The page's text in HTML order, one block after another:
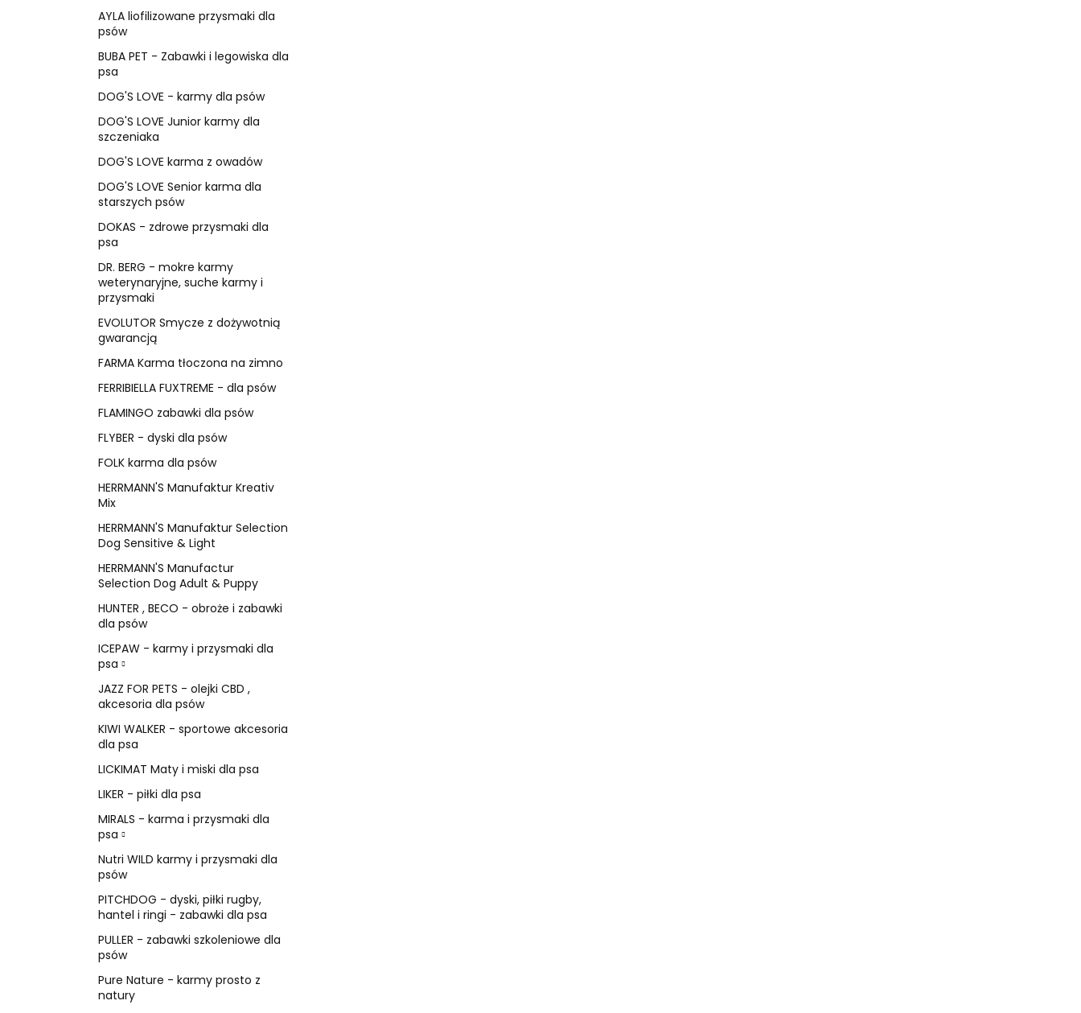
AYLA liofilizowane przysmaki dla
psów
BUBA PET - Zabawki i legowiska dla
psa
DOG'S LOVE - karmy dla psów
DOG'S LOVE Junior karmy dla
szczeniaka
DOG'S LOVE karma z owadów
DOG'S LOVE Senior karma dla
starszych psów
DOKAS - zdrowe przysmaki dla
psa
DR. BERG - mokre karmy
weterynaryjne, suche karmy i
przysmaki
EVOLUTOR Smycze z dożywotnią
gwarancją
FARMA Karma tłoczona na zimno
FERRIBIELLA FUXTREME - dla psów
FLAMINGO zabawki dla psów
FLYBER - dyski dla psów
FOLK karma dla psów
HERRMANN'S Manufaktur Kreativ
Mix
HERRMANN'S Manufaktur Selection
Dog Sensitive & Light
HERRMANN'S Manufactur
Selection Dog Adult & Puppy
HUNTER , BECO - obroże i zabawki
dla psów
ICEPAW - karmy i przysmaki dla
psa
JAZZ FOR PETS - olejki CBD ,
akcesoria dla psów
KIWI WALKER - sportowe akcesoria
dla psa
LICKIMAT Maty i miski dla psa
LIKER - piłki dla psa
MIRALS - karma i przysmaki dla
psa
Nutri WILD karmy i przysmaki dla
psów
PITCHDOG - dyski, piłki rugby,
hantel i ringi - zabawki dla psa
PULLER - zabawki szkoleniowe dla
psów
Pure Nature - karmy prosto z
natury